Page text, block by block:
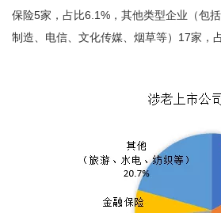
保险5家，占比6.1%，其他类型企业（包
制造、电信、文化传媒、烟草等）17家，